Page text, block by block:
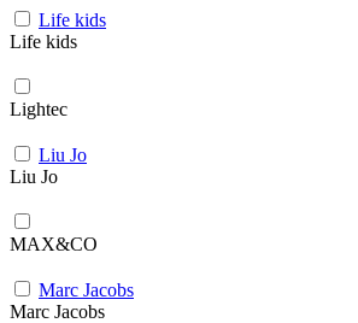
Life kids
Life kids
Lightec
Liu Jo
Liu Jo
MAX&CO
Marc Jacobs
Marc Jacobs